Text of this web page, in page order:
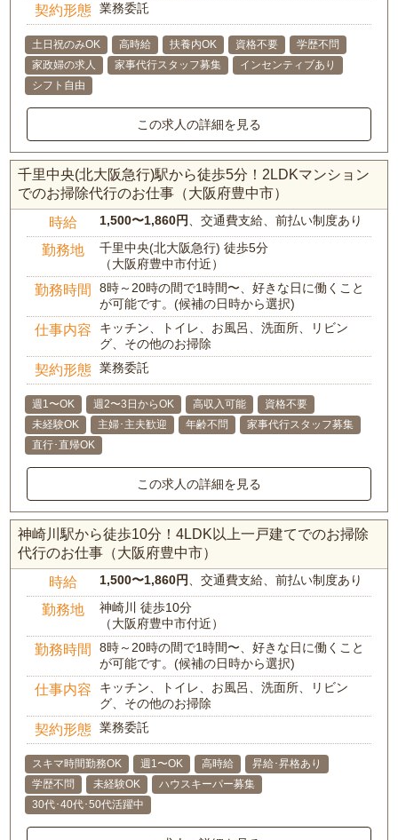
契約形態 業務委託
土日祝のみOK 高時給 扶養内OK 資格不要
学歴不問
家政婦の求人
家事代行スタッフ募集
インセンティブあり
シフト自由
この求人の詳細を見る
千里中央(北大阪急行)駅から徒歩5分！2LDKマンション
でのお掃除代行のお仕事（大阪府豊中市）
時給 1,500〜1,860円 、交通費支給、前払い制度あり
勤務地
千里中央(北大阪急行) 徒歩5分
（大阪府豊中市付近）
勤務時間
8時～20時の間で1時間〜、好きな日に働くこと
が可能です。(候補の日時から選択)
仕事内容
キッチン、トイレ、お風呂、洗面所、リビン
グ、その他のお掃除
契約形態 業務委託
週1〜OK 週2〜3日からOK 高収入可能
資格不要
未経験OK
主婦･主夫歓迎 年齢不問
家事代行スタッフ募集
直行･直帰OK
この求人の詳細を見る
神崎川駅から徒歩10分！4LDK以上一戸建てでのお掃除
代行のお仕事（大阪府豊中市）
時給 1,500〜1,860円 、交通費支給、前払い制度あり
勤務地
神崎川 徒歩10分
（大阪府豊中市付近）
勤務時間
8時～20時の間で1時間〜、好きな日に働くこと
が可能です。(候補の日時から選択)
仕事内容
キッチン、トイレ、お風呂、洗面所、リビン
グ、その他のお掃除
契約形態 業務委託
スキマ時間勤務OK 週1〜OK 高時給
昇給･昇格あり
学歴不問
未経験OK
ハウスキーパー募集
30代･40代･50代活躍中